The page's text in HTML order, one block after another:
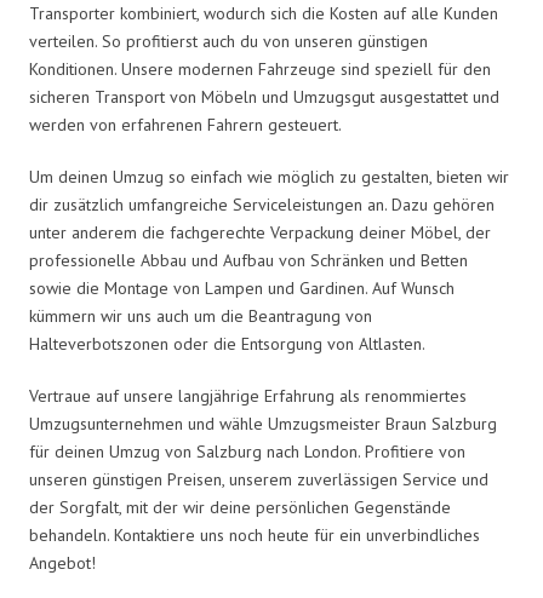
Transporter kombiniert, wodurch sich die Kosten auf alle Kunden
verteilen. So profitierst auch du von unseren günstigen
Konditionen. Unsere modernen Fahrzeuge sind speziell für den
sicheren Transport von Möbeln und Umzugsgut ausgestattet und
werden von erfahrenen Fahrern gesteuert.
Um deinen Umzug so einfach wie möglich zu gestalten, bieten wir
dir zusätzlich umfangreiche Serviceleistungen an. Dazu gehören
unter anderem die fachgerechte Verpackung deiner Möbel, der
professionelle Abbau und Aufbau von Schränken und Betten
sowie die Montage von Lampen und Gardinen. Auf Wunsch
kümmern wir uns auch um die Beantragung von
Halteverbotszonen oder die Entsorgung von Altlasten.
Vertraue auf unsere langjährige Erfahrung als renommiertes
Umzugsunternehmen und wähle Umzugsmeister Braun Salzburg
für deinen Umzug von Salzburg nach London. Profitiere von
unseren günstigen Preisen, unserem zuverlässigen Service und
der Sorgfalt, mit der wir deine persönlichen Gegenstände
behandeln. Kontaktiere uns noch heute für ein unverbindliches
Angebot!